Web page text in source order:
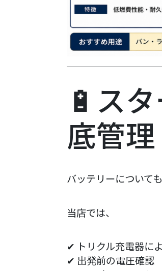
🔋ス
底管理
バッテリーについて
当店では、
✔ トリクル充電器に
✔ 出発前の電圧確認